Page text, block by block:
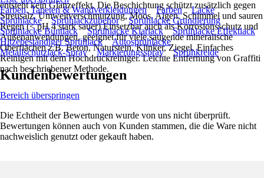
entsteht kein Glanzeffekt. Die Beschichtung schützt zusätzlich gegen
Streusalz, Umweltverschmutzung, Moos, Algen, Schimmel und sauren
Regen (< pH 4 stark sauer) Einsetzbar auch als Korrosionsschutz und
Außenanwendungen, geeignet für viele saugende mineralische
Oberflächen z.B. Beton, Naturstein, Klinker, Ziegel. Einfaches
Reinigen mit dem Hochdruckreiniger. Leichte Entfernung von Graffiti
nach beschriebener Methode.
Farben, Tapeten & Wandverkleidungen
Farben
Lacke
Sprühlacke
Sprühlackzubehör
Sprühlacke Grundierung
Sprühlacke Buntlack
Sprühlacke Klarlack
Sprühlacke Effektlack
Hitzebeständiger Sprühlack
Autosprühlacke
Metallschutzlack-Spray
Markierungsspray Sprühkreide
Kundenbewertungen
Bereich überspringen
Die Echtheit der Bewertungen wurde von uns nicht überprüft.
Bewertungen können auch von Kunden stammen, die die Ware nicht
nachweislich genutzt oder gekauft haben.